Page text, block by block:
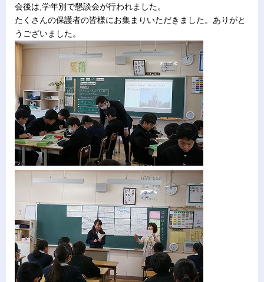
会後は,学年別で懇談会が行われました。
たくさんの保護者の皆様にお集まりいただきました。ありがと
うございました。